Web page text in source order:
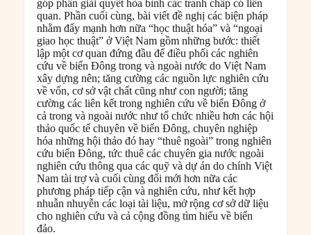
góp phần giải quyết hòa bình các tranh chấp có liên
quan. Phần cuối cùng, bài viết đề nghị các biện pháp
nhằm đẩy mạnh hơn nữa “học thuật hóa” và “ngoại
giao học thuật” ở Việt Nam gồm những bước: thiết
lập một cơ quan đứng đầu để điều phối các nghiên
cứu về biển Đông trong và ngoài nước do Việt Nam
xây dựng nên; tăng cường các nguồn lực nghiên cứu
về vốn, cơ sở vật chất cũng như con người; tăng
cường các liên kết trong nghiên cứu về biển Đông ở
cả trong và ngoài nước như tổ chức nhiều hơn các hội
thảo quốc tế chuyên về biển Đông, chuyên nghiệp
hóa những hội thảo đó hay “thuê ngoài” trong nghiên
cứu biển Đông, tức thuê các chuyên gia nước ngoài
nghiên cứu thông qua các quỹ và dự án do chính Việt
Nam tài trợ và cuối cùng đổi mới hơn nữa các
phương pháp tiếp cận và nghiên cứu, như kết hợp
nhuẫn nhuyễn các loại tài liệu, mở rộng cơ sở dữ liệu
cho nghiên cứu và cả cộng đồng tìm hiểu về biển
đảo.